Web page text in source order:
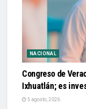
NACIONAL
Congreso de
Ixhuatlán; es
5 agosto, 2026